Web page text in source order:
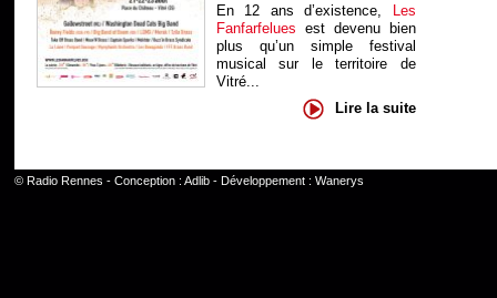
En 12 ans d’existence, Les
Fanfarfelues est devenu bien
plus qu’un simple festival
musical sur le territoire de
Vitré...
Lire la suite
© Radio Rennes - Conception : Adlib- Développement : Wanerys